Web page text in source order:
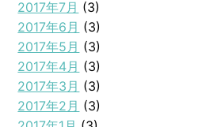
2017年7月 (3)
2017年6月 (3)
2017年5月 (3)
2017年4月 (3)
2017年3月 (3)
2017年2月 (3)